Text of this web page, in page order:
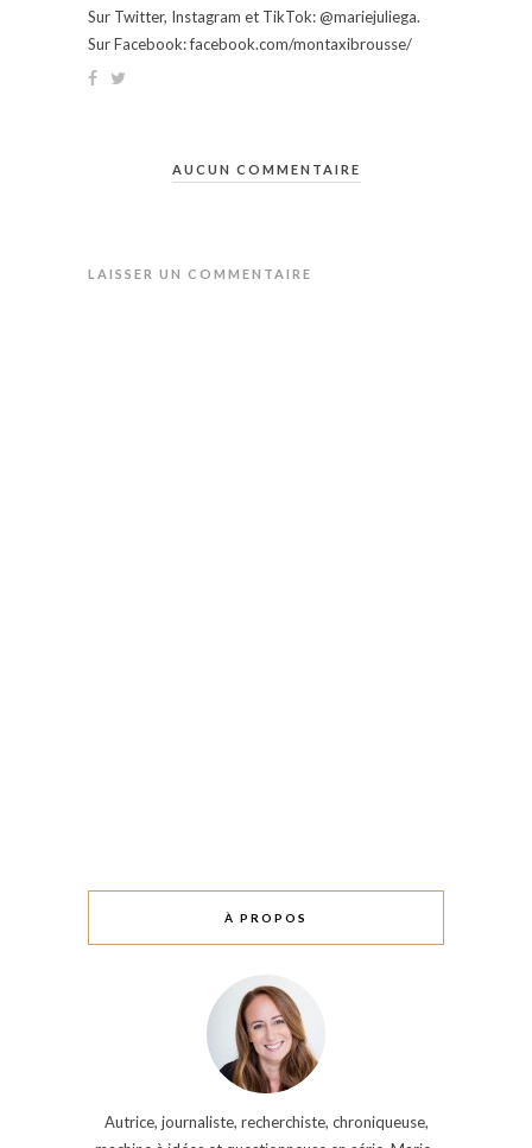
Sur Twitter, Instagram et TikTok: @mariejuliega.
Sur Facebook: facebook.com/montaxibrousse/
AUCUN COMMENTAIRE
LAISSER UN COMMENTAIRE
À PROPOS
Autrice, journaliste, recherchiste, chroniqueuse,